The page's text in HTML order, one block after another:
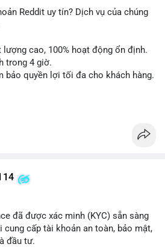
Reddit uy tín? Dịch vụ của chúng
lượng cao, 100% hoạt động ổn định.
trong 4 giờ.
bảo quyền lợi tối đa cho khách hàng.
8938
đã được xác minh (KYC) sẵn sàng
cung cấp tài khoản an toàn, bảo mật,
đầu tư.